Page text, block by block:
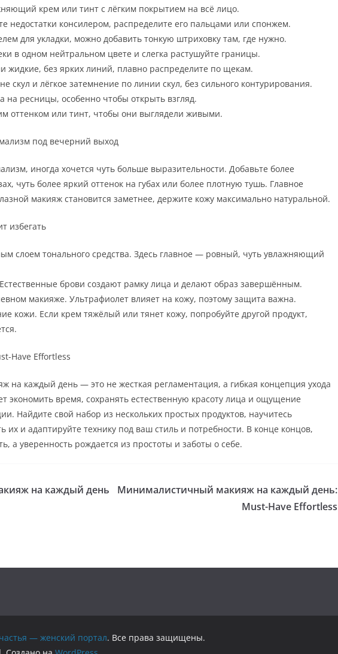
крем или тинт с лёгким покрытием на всё лицо.
недостатки консилером, распределите его пальцами или спонжем.
для укладки, можно добавить тонкую штриховку там, где нужно.
в одном нейтральном цвете и слегка растушуйте границы.
жидкие, без ярких линий, плавно распределите по щекам.
скул и лёгкое затемнение по линии скул, без сильного контурирования.
ресницы, особенно чтобы открыть взгляд.
оттенком или тинт, чтобы они выглядели живыми.
под вечерний выход
иногда хочется чуть больше выразительности. Добавьте более
чуть более яркий оттенок на губах или более плотную тушь. Главное
макияж становится заметнее, держите кожу максимально натуральной.
избегать
слоем тонального средства. Здесь главное — ровный, чуть увлажняющий
брови создают рамку лица и делают образ завершённым.
макияже. Ультрафиолет влияет на кожу, поэтому защита важна.
кожи. Если крем тяжёлый или тянет кожу, попробуйте другой продукт,
Have Effortless
на каждый день — это не жесткая регламентация, а гибкая концепция ухода
экономить время, сохранять естественную красоту лица и ощущение
Найдите свой набор из нескольких простых продуктов, научитесь
их и адаптируйте технику под ваш стиль и потребности. В конце концов,
а уверенность рождается из простоты и заботы о себе.
на каждый день
Минималистичный макияж на каждый день:
Must-Have Effortless
— женский портал. Все права защищены.